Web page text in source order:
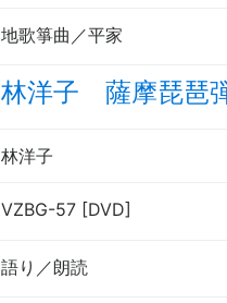
地歌箏曲／平家
林洋子 薩摩琵琶
林洋子
VZBG-57 [DVD]
語り／朗読